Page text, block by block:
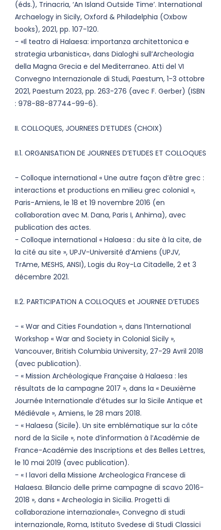
(éds.), Trinacria, ‘An Island Outside Time’. International
Archaelogy in Sicily, Oxford & Philadelphia (Oxbow
books), 2021, pp. 107-120.
- «Il teatro di Halaesa: importanza architettonica e
strategia urbanistica», dans Dialoghi sull’Archeologia
della Magna Grecia e del Mediterraneo. Atti del VI
Convegno Internazionale di Studi, Paestum, 1-3 ottobre
2021, Paestum 2023, pp. 263-276 (avec F. Gerber) (ISBN
: 978-88-87744-99-6).
II. COLLOQUES, JOURNEES D’ETUDES (CHOIX)
II.1. ORGANISATION DE JOURNEES D’ETUDES ET COLLOQUES
- Colloque international « Une autre façon d’être grec :
interactions et productions en milieu grec colonial »,
Paris-Amiens, le 18 et 19 novembre 2016 (en
collaboration avec M. Dana, Paris I, Anhima), avec
publication des actes.
- Colloque international « Halaesa : du site à la cite, de
la cité au site », UPJV-Université d’Amiens (UPJV,
TrAme, MESHS, ANSI), Logis du Roy-La Citadelle, 2 et 3
décembre 2021.
II.2. PARTICIPATION A COLLOQUES et JOURNEE D’ETUDES
- « War and Cities Foundation », dans l’International
Workshop « War and Society in Colonial Sicily »,
Vancouver, British Columbia University, 27-29 Avril 2018
(avec publication).
- « Mission Archéologique Française à Halaesa : les
résultats de la campagne 2017 », dans la « Deuxième
Journée Internationale d’études sur la Sicile Antique et
Médiévale », Amiens, le 28 mars 2018.
- « Halaesa (Sicile). Un site emblématique sur la côte
nord de la Sicile », note d’information à l’Académie de
France-Académie des Inscriptions et des Belles Lettres,
le 10 mai 2019 (avec publication).
- « I lavori della Missione Archeologica Francese di
Halaesa. Bilancio delle prime campagne di scavo 2016-
2018 », dans « Archeologia in Sicilia. Progetti di
collaborazione internazionale», Convegno di studi
internazionale, Roma, Istituto Svedese di Studi Classici